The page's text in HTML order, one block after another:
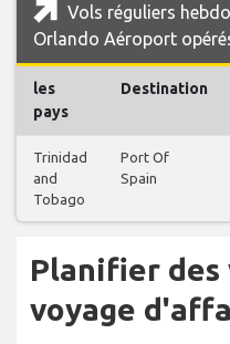
Vols réguliers
Orlando Aéroport
les
pays
Destination
Trinidad
and
Tobago
Port Of
Spain
Planifier des
voyage